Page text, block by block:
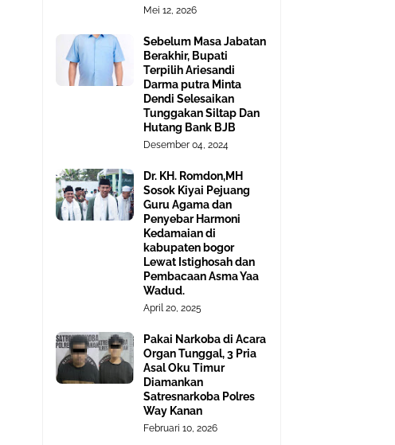
Mei 12, 2026
Sebelum Masa Jabatan
Berakhir, Bupati
Terpilih Ariesandi
Darma putra Minta
Dendi Selesaikan
Tunggakan Siltap Dan
Hutang Bank BJB
Desember 04, 2024
Dr. KH. Romdon,MH
Sosok Kiyai Pejuang
Guru Agama dan
Penyebar Harmoni
Kedamaian di
kabupaten bogor
Lewat Istighosah dan
Pembacaan Asma Yaa
Wadud.
April 20, 2025
Pakai Narkoba di Acara
Organ Tunggal, 3 Pria
Asal Oku Timur
Diamankan
Satresnarkoba Polres
Way Kanan
Februari 10, 2026